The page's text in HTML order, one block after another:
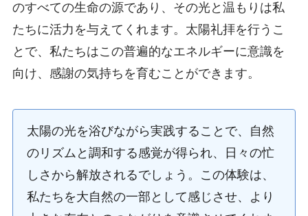
のすべての生命の源であり、その光と温もりは私
たちに活力を与えてくれます。太陽礼拝を行うこ
とで、私たちはこの普遍的なエネルギーに意識を
向け、感謝の気持ちを育むことができます。
太陽の光を浴びながら実践することで、自然
のリズムと調和する感覚が得られ、日々の忙
しさから解放されるでしょう。この体験は、
私たちを大自然の一部として感じさせ、より